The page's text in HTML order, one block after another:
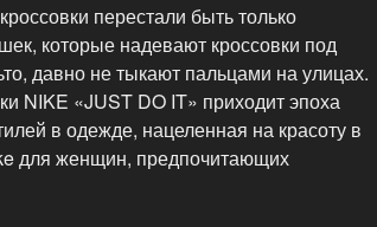
перестали быть только
которые надевают кроссовки под
давно не тыкают пальцами на улицах.
NIKE «JUST DO IT» приходит эпоха
в одежде, нацеленная на красоту в
для женщин, предпочитающих